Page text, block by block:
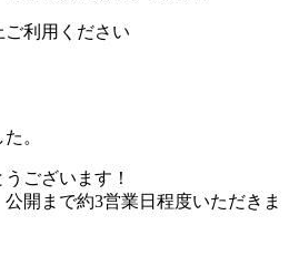
ご利用ください
。
ございます！
開まで約3営業日程度いただきま